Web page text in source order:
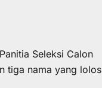
Seleksi Calon
tiga nama yang lolos